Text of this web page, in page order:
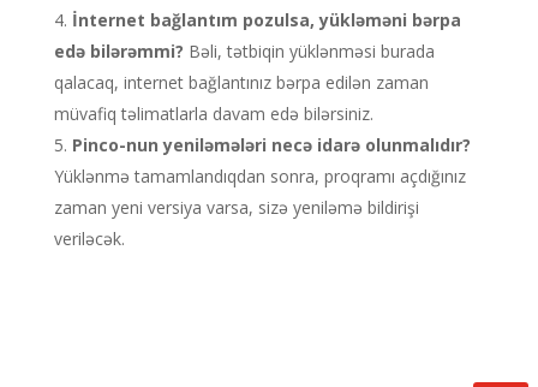
İnternet bağlantım pozulsa, yükləməni bərpa
edə bilərəmmi? Bəli, tətbiqin yüklənməsi burada
qalacaq, internet bağlantınız bərpa edilən zaman
müvafiq təlimatlarla davam edə bilərsiniz.
Pinco-nun yeniləmələri necə idarə olunmalıdır?
Yüklənmə tamamlandıqdan sonra, proqramı açdığınız
zaman yeni versiya varsa, sizə yeniləmə bildirişi
veriləcək.